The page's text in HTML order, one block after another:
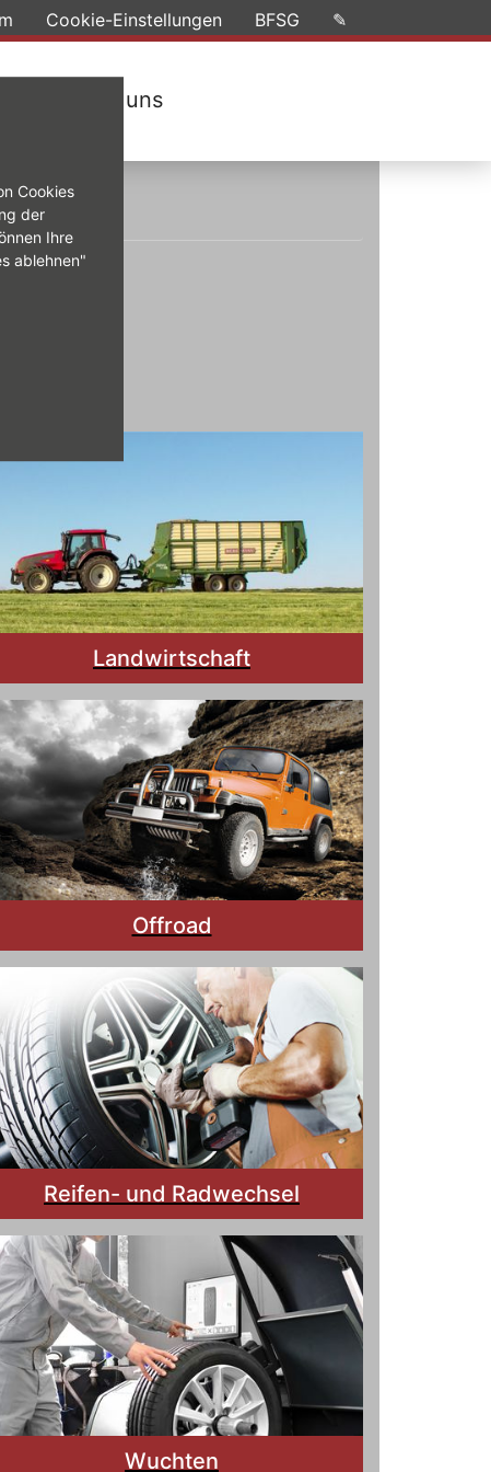
Cookies
der
Ihre
ablehnen"
Über uns
Cookie-Einstellungen BFSG ✎
Landwirtschaft
Offroad
Reifen- und Radwechsel
Wuchten